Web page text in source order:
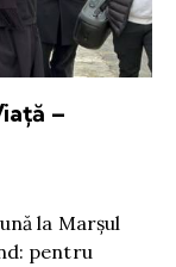
–
la Marșul
pentru